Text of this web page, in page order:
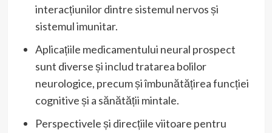
interacțiunilor dintre sistemul nervos și
sistemul imunitar.
Aplicațiile medicamentului neural prospect
sunt diverse și includ tratarea bolilor
neurologice, precum și îmbunătățirea funcției
cognitive și a sănătății mintale.
Perspectivele și direcțiile viitoare pentru